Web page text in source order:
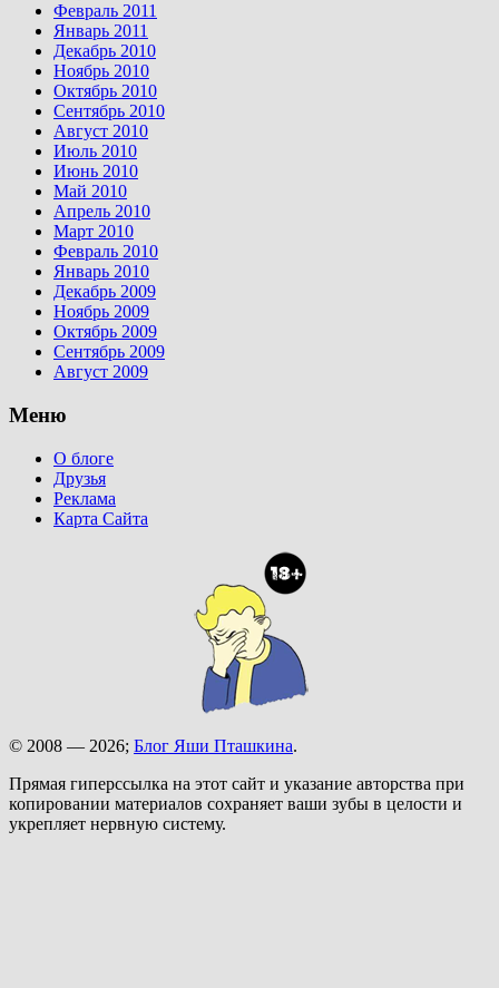
Февраль 2011
Январь 2011
Декабрь 2010
Ноябрь 2010
Октябрь 2010
Сентябрь 2010
Август 2010
Июль 2010
Июнь 2010
Май 2010
Апрель 2010
Март 2010
Февраль 2010
Январь 2010
Декабрь 2009
Ноябрь 2009
Октябрь 2009
Сентябрь 2009
Август 2009
Меню
О блоге
Друзья
Реклама
Карта Сайта
© 2008 — 2026; Блог Яши Пташкина.
Прямая гиперссылка на этот сайт и указание авторства при
копировании материалов сохраняет ваши зубы в целости и
укрепляет нервную систему.